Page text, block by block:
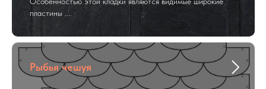
пластины ....
Рыбья чешуя